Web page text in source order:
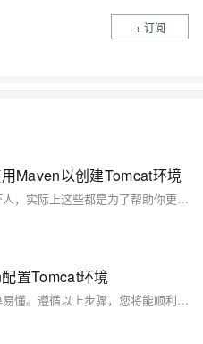
+ 订阅
Maven以创建Tomcat环境
所以，别担心这些工具看起来有些吓人，实际上这些都是为了帮助你更好的完成工作的工具，就像超市里的各种烹饪工具一样，尽管它们看起来可能很复杂，但只要你学会用，它们会为你烹饪出一道道美妙的食物。这就是学习新技能的乐趣，让我们一起享受这个过程，攀登知识的高峰！
置Tomcat环境
此配置方法具有较高的实用性，简单易懂。遵循以上步骤，您将能顺利在IntelliJ IDEA中使用Maven配置Tomcat环境，从而进行Web项目的开发和调试。